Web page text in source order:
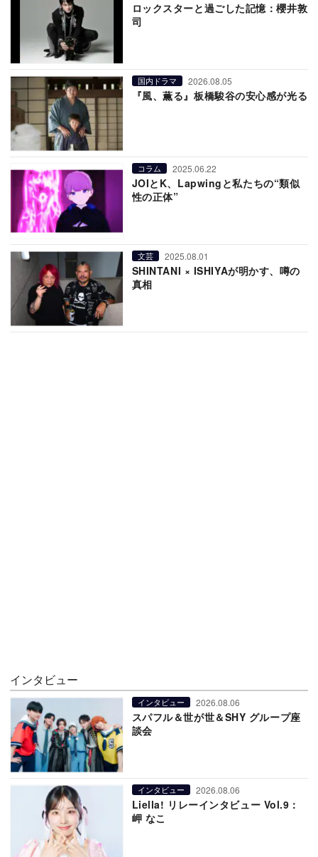
ロックスターと過ごした記憶：櫻井敦
司
国内ドラマ 2026.08.05
『風、薫る』板橋駿谷の安心感が光る
コラム 2025.06.22
JOIとK、Lapwingと私たちの“類似
性の正体”
文芸 2025.08.01
SHINTANI × ISHIYAが明かす、噂の
真相
インタビュー
インタビュー 2026.08.06
スパフル＆世が世＆SHY グループ座
談会
インタビュー 2026.08.06
Liella! リレーインタビュー Vol.9：
岬 なこ